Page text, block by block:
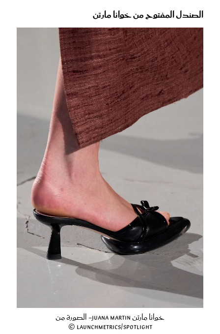
الصندل المفتوح من خوانا مارتن
خوانا مارتن Juana Martin- الصورة من
Launchmetrics/Spotlight ©